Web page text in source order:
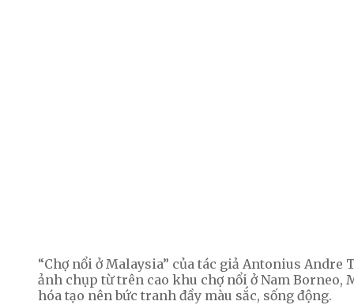
“Chợ nổi ở Malaysia” của tác giả Antonius
ảnh chụp từ trên cao khu chợ nổi ở Nam Borneo,
hóa tạo nên bức tranh đầy màu sắc, sống động.